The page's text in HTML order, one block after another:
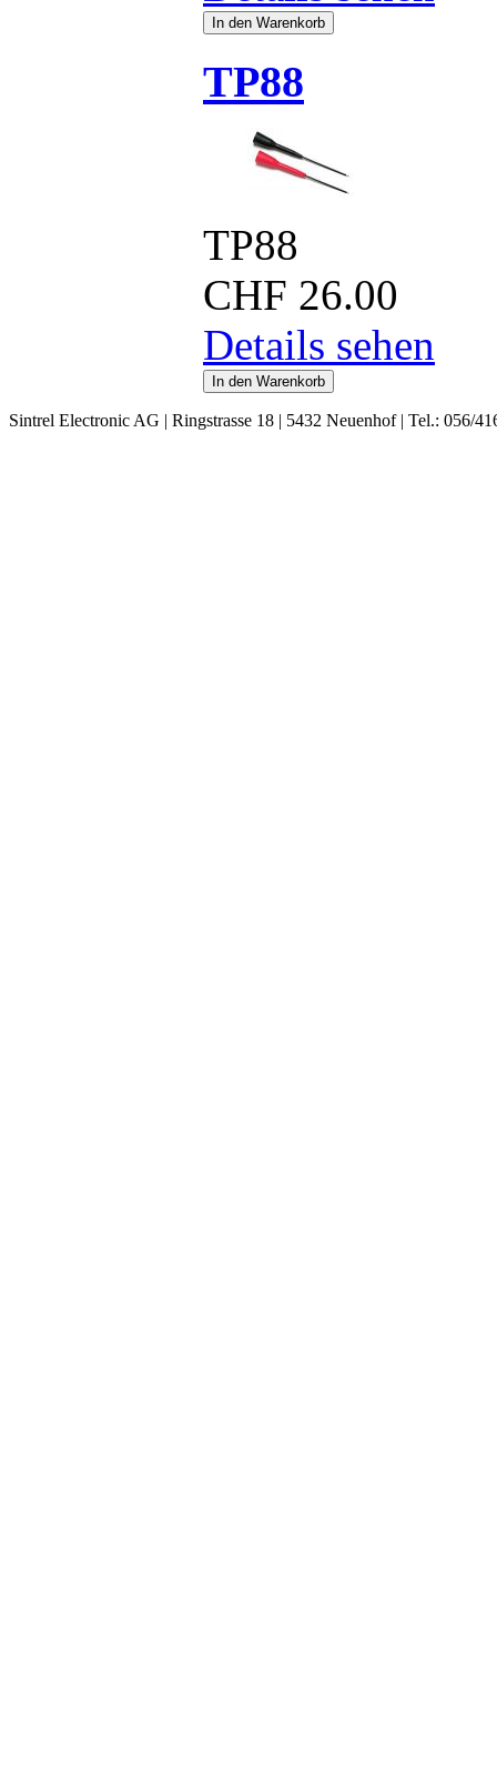
TP88
TP88
CHF 26.00
Details sehen
Sintrel Electronic AG | Ringstrasse 18 | 5432 Neuenhof | Tel.: 056/